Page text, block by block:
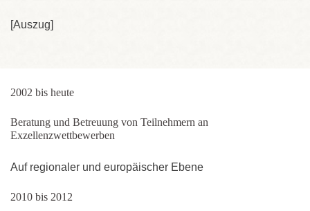
[Auszug]
2002 bis heute
Beratung und Betreuung von Teilnehmern an
Exzellenzwettbewerben
Auf regionaler und europäischer Ebene
2010 bis 2012